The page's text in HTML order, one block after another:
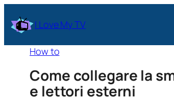
I Love My TV
How to
Come collegare la
e lettori esterni